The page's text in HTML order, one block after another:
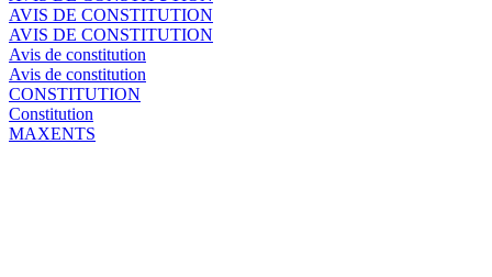
AVIS DE CONSTITUTION
AVIS DE CONSTITUTION
Avis de constitution
Avis de constitution
CONSTITUTION
Constitution
MAXENTS